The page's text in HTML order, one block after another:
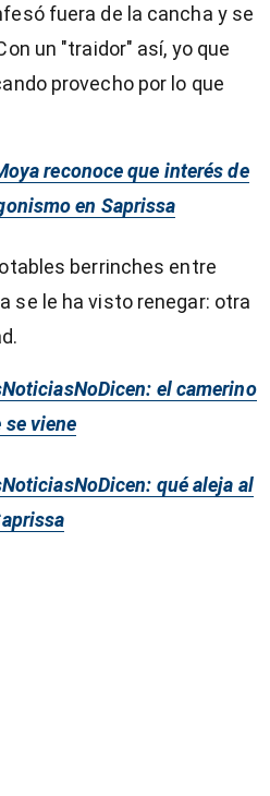
fuera de la cancha y se
un "traidor" así, yo que
provecho por lo que
reconoce que interés de
en Saprissa
berrinches entre
se le ha visto renegar: otra
el camerino
se viene
qué aleja al